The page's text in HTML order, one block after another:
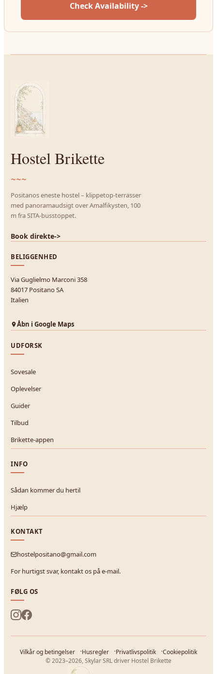
Check Availability ->
Hostel Brikette
~~~
Positanos eneste hostel – klippetop-terrasser
med panoramaudsigt over Amalfikysten, 100
m fra SITA-busstoppet.
Book direkte->
BELIGGENHED
Via Guglielmo Marconi 358
84017 Positano SA
Italien
Åbn i Google Maps
UDFORSK
Sovesale
Oplevelser
Guider
Tilbud
Brikette-appen
INFO
Sådan kommer du hertil
Hjælp
KONTAKT
hostelpositano@gmail.com
For hurtigst svar, kontakt os på e-mail.
FØLG OS
Vilkår og betingelser Husregler Privatlivspolitik
Cookiepolitik
© 2023–2026, Skylar SRL driver Hostel Brikette